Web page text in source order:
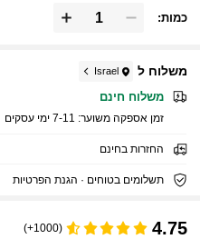
כמות:
משלוח ל Israel
משלוח חינם
זמן אספקה ​​משוער: 7-11 ימי עסקים
החזרות בחינם
תשלומים בטוחים · הגנת הפרטיות
4.75
(1000+)